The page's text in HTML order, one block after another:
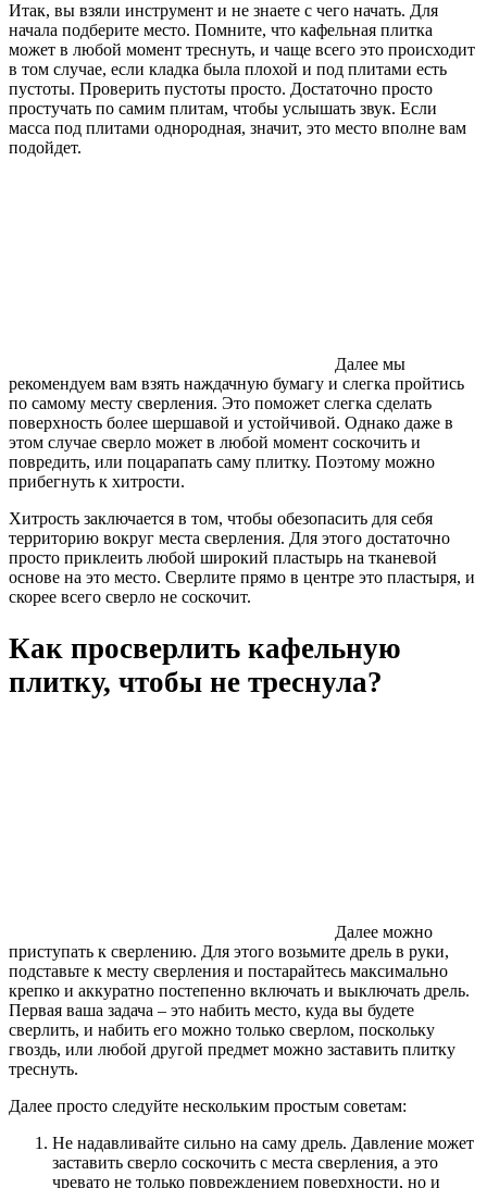
Итак, вы взяли инструмент и не знаете с чего начать. Для
начала подберите место. Помните, что кафельная плитка
может в любой момент треснуть, и чаще всего это происходит
в том случае, если кладка была плохой и под плитами есть
пустоты. Проверить пустоты просто. Достаточно просто
простучать по самим плитам, чтобы услышать звук. Если
масса под плитами однородная, значит, это место вполне вам
подойдет.
Далее мы
рекомендуем вам взять наждачную бумагу и слегка пройтись
по самому месту сверления. Это поможет слегка сделать
поверхность более шершавой и устойчивой. Однако даже в
этом случае сверло может в любой момент соскочить и
повредить, или поцарапать саму плитку. Поэтому можно
прибегнуть к хитрости.
Хитрость заключается в том, чтобы обезопасить для себя
территорию вокруг места сверления. Для этого достаточно
просто приклеить любой широкий пластырь на тканевой
основе на это место. Сверлите прямо в центре это пластыря, и
скорее всего сверло не соскочит.
Как просверлить кафельную
плитку, чтобы не треснула?
Далее можно
приступать к сверлению. Для этого возьмите дрель в руки,
подставьте к месту сверления и постарайтесь максимально
крепко и аккуратно постепенно включать и выключать дрель.
Первая ваша задача – это набить место, куда вы будете
сверлить, и набить его можно только сверлом, поскольку
гвоздь, или любой другой предмет можно заставить плитку
треснуть.
Далее просто следуйте нескольким простым советам:
Не надавливайте сильно на саму дрель. Давление может
заставить сверло соскочить с места сверления, а это
чревато не только повреждением поверхности, но и